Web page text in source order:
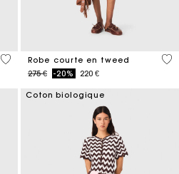
4,5 out of 5 Customer Rating
Robe courte en tweed
Price reduced from
275 €to-20% 220 €
4,7
Coton biologique